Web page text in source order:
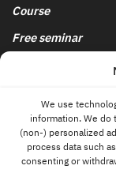
We use
information. We
(non-) personalized
process data such
consenting or
Course
Free seminar
นโยบายการยกเลิก
Blog & News
Store